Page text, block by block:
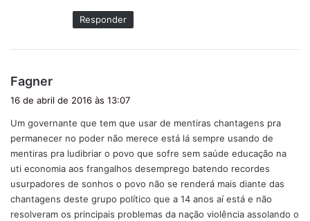
Responder
Fagner
s
e
:
16 de abril de 2016 às 13:07
Um governante que tem que usar de mentiras chantagens pra
permanecer no poder não merece está lá sempre usando de
mentiras pra ludibriar o povo que sofre sem saúde educação na
uti economia aos frangalhos desemprego batendo recordes
usurpadores de sonhos o povo não se renderá mais diante das
chantagens deste grupo político que a 14 anos aí está e não
resolveram os principais problemas da nação violência assolando o